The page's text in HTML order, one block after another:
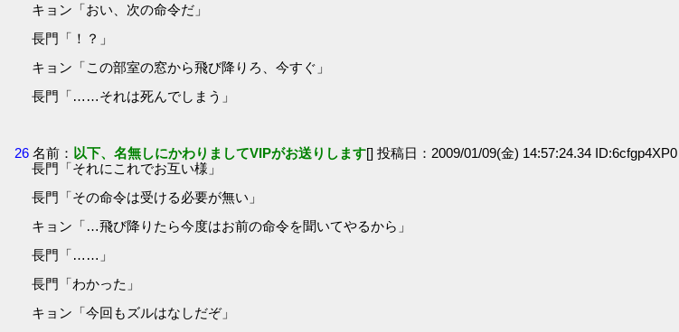
キョン「おい、次の命令だ」
長門「！？」
キョン「この部室の窓から飛び降りろ、今すぐ」
長門「……それは死んでしまう」
26 名前： 以下、名無しにかわりましてVIPがお送りします[] 投稿日：2009/01/09(金) 14:57:24.34 ID:6cfgp4XP0
長門「それにこれでお互い様」
長門「その命令は受ける必要が無い」
キョン「…飛び降りたら今度はお前の命令を聞いてやるから」
長門「……」
長門「わかった」
キョン「今回もズルはなしだぞ」